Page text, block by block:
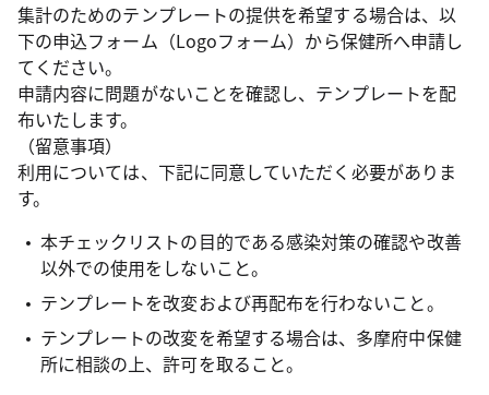
集計のためのテンプレートの提供を希望する場合は、以
下の申込フォーム（Logoフォーム）から保健所へ申請し
てください。
申請内容に問題がないことを確認し、テンプレートを配
布いたします。
（留意事項）
利用については、下記に同意していただく必要がありま
す。
本チェックリストの目的である感染対策の確認や改善
以外での使用をしないこと。
テンプレートを改変および再配布を行わないこと。
テンプレートの改変を希望する場合は、多摩府中保健
所に相談の上、許可を取ること。